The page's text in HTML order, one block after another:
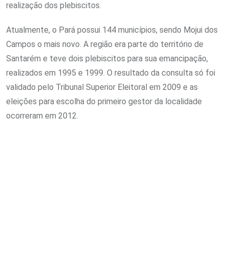
realização dos plebiscitos.
Atualmente, o Pará possui 144 municípios, sendo Mojui dos
Campos o mais novo. A região era parte do território de
Santarém e teve dois plebiscitos para sua emancipação,
realizados em 1995 e 1999. O resultado da consulta só foi
validado pelo Tribunal Superior Eleitoral em 2009 e as
eleições para escolha do primeiro gestor da localidade
ocorreram em 2012.